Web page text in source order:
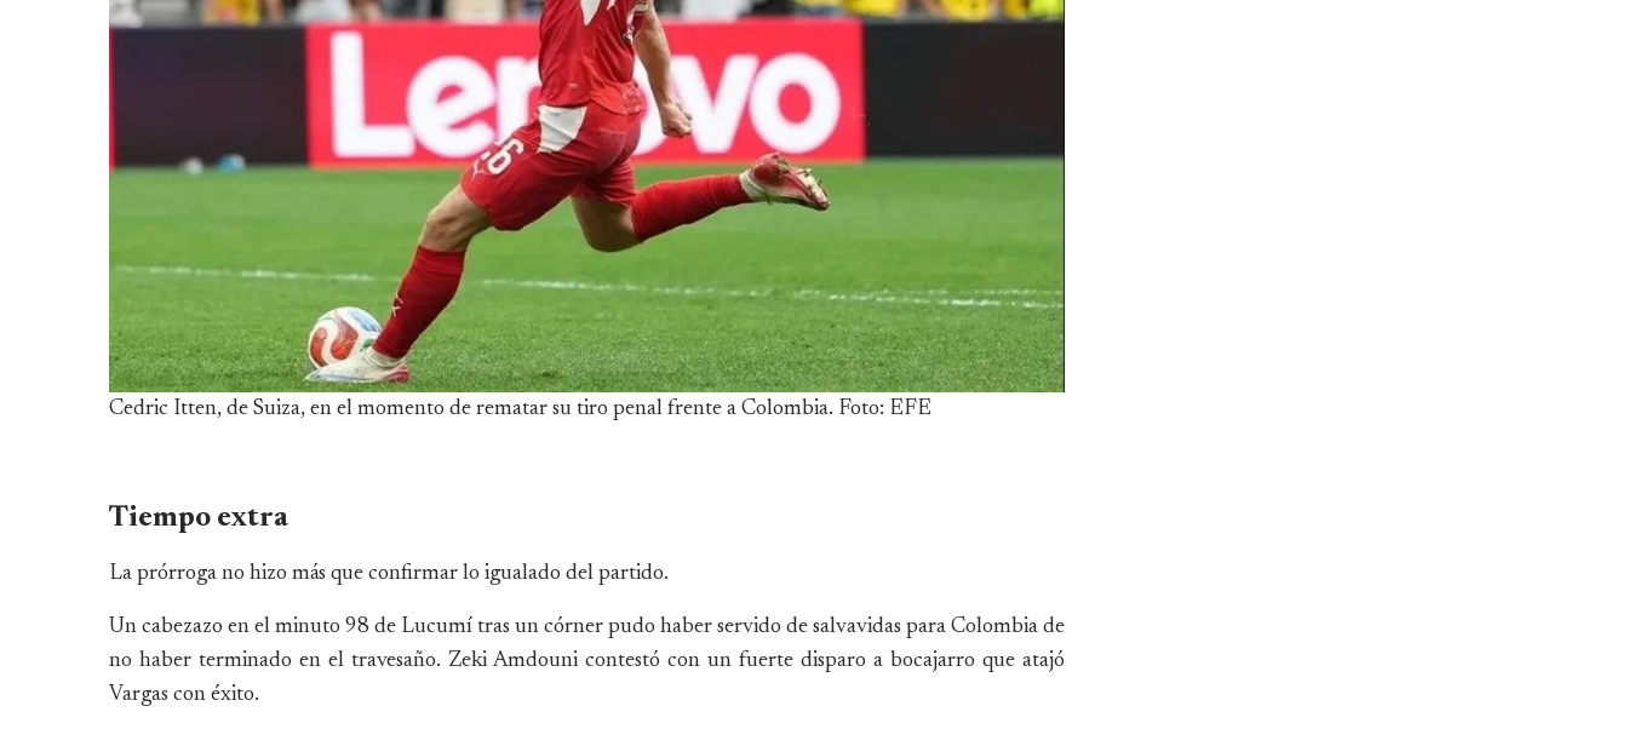
Cedric Itten, de Suiza, en el momento de rematar su tiro penal frente a Colombia. Foto: EFE
Tiempo extra
La prórroga no hizo más que confirmar lo igualado del partido.
Un cabezazo en el minuto 98 de Lucumí tras un córner pudo haber servido de salvavidas para Colombia de
no haber terminado en el travesaño. Zeki Amdouni contestó con un fuerte disparo a bocajarro que atajó
Vargas con éxito.